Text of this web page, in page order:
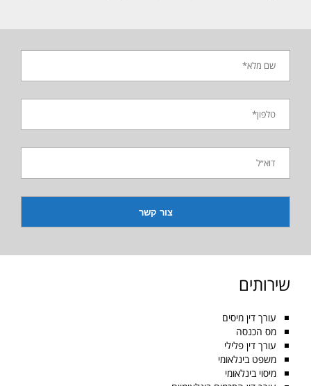
שירותים
עורך דין מיסים
מס הכנסה
עורך דין פלילי
משפט בינלאומי
מיסוי בינלאומי